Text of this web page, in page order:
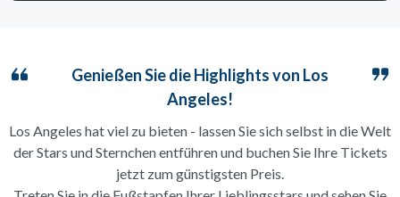
Genießen Sie die Highlights von Los
Angeles!
Los Angeles hat viel zu bieten - lassen Sie sich selbst in die Welt
der Stars und Sternchen entführen und buchen Sie Ihre Tickets
jetzt zum günstigsten Preis.